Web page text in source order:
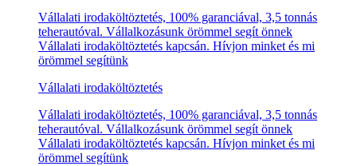
Vállalati irodaköltöztetés, 100% garanciával, 3,5 tonnás
teherautóval. Vállalkozásunk örömmel segít önnek
Vállalati irodaköltöztetés kapcsán. Hívjon minket és mi
örömmel segítünk
Vállalati irodaköltöztetés
Vállalati irodaköltöztetés, 100% garanciával, 3,5 tonnás
teherautóval. Vállalkozásunk örömmel segít önnek
Vállalati irodaköltöztetés kapcsán. Hívjon minket és mi
örömmel segítünk